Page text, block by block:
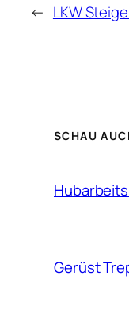
← LKW
SCHAU
Gerüst